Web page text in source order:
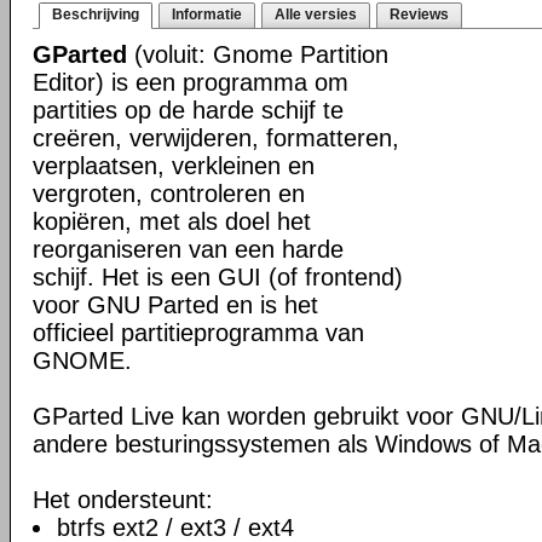
Beschrijving Informatie Alle versies Reviews
GParted (voluit: Gnome Partition
Editor) is een programma om
partities op de harde schijf te
creëren, verwijderen, formatteren,
verplaatsen, verkleinen en
vergroten, controleren en
kopiëren, met als doel het
reorganiseren van een harde
schijf. Het is een GUI (of frontend)
voor GNU Parted en is het
officieel partitieprogramma van
GNOME.
GParted Live kan worden gebruikt voor GNU/
andere besturingssystemen als Windows of
Het ondersteunt:
btrfs ext2 / ext3 / ext4